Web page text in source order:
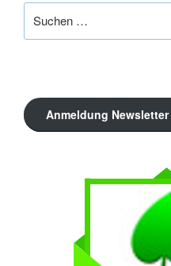
nach:
Anmeldung Newsletter